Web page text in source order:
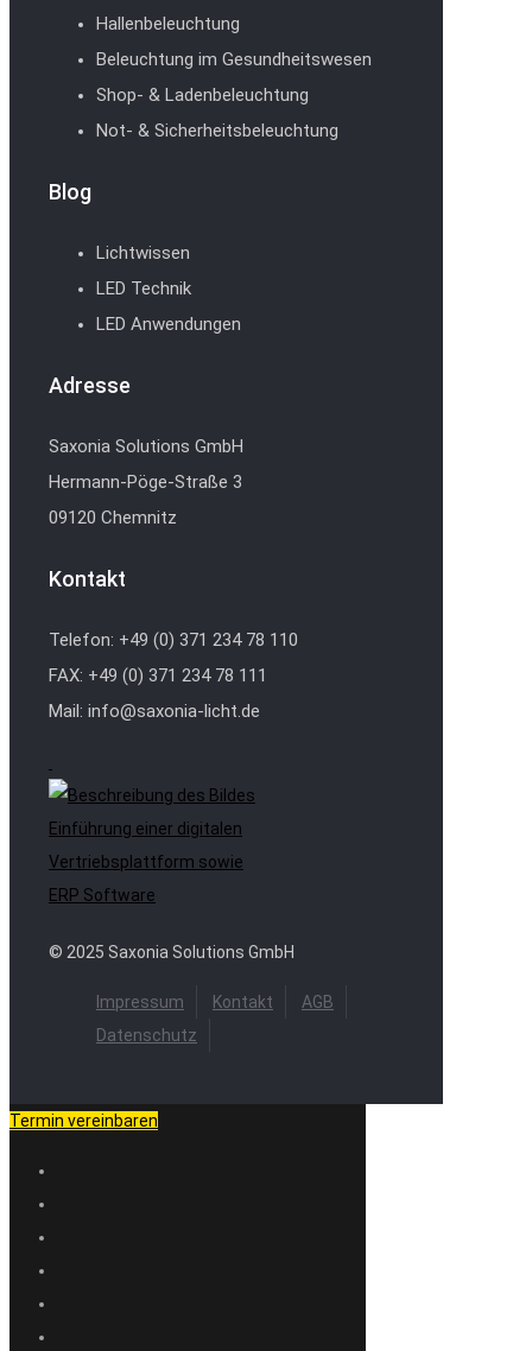
Hallenbeleuchtung
Beleuchtung im Gesundheitswesen
Shop- & Ladenbeleuchtung
Not- & Sicherheitsbeleuchtung
Blog
Lichtwissen
LED Technik
LED Anwendungen
Adresse
Saxonia Solutions GmbH
Hermann-Pöge-Straße 3
09120 Chemnitz
Kontakt
Telefon: +49 (0) 371 234 78 110
FAX: +49 (0) 371 234 78 111
Mail: info@saxonia-licht.de
Einführung einer digitalen
Vertriebsplattform sowie
ERP Software
© 2025 Saxonia Solutions GmbH
Impressum Kontakt
AGB
Datenschutz
Termin vereinbaren